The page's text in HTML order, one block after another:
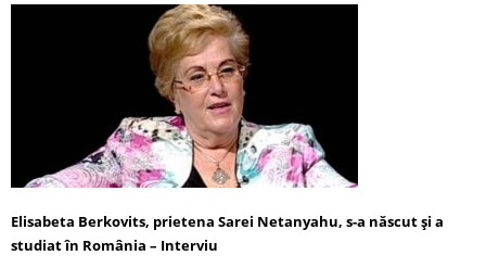
Elisabeta Berkovits, prietena Sarei Netanyahu, s-a născut și a
studiat în România – Interviu